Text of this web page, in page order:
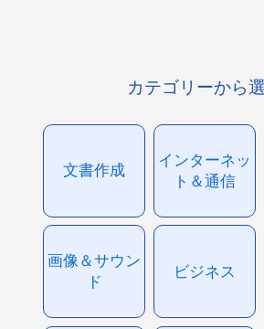
カテゴリーから
文書作成
インターネッ
ト＆通信
画像＆サウン
ド
ビジネス